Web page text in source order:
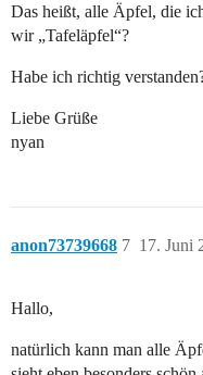
Das heißt, alle Äpfel, die
wir „Tafeläpfel“?
Habe ich richtig
Liebe Grüße
nyan
anon73739668 17. Juni
7
Hallo,
natürlich kann man alle